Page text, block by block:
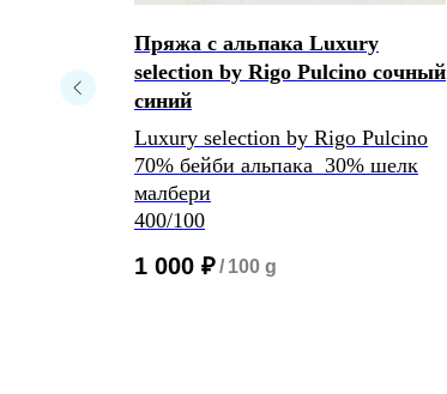
Пряжа с альпака Luxury
selection by Rigo Pulcino сочный
синий
Luxury selection by Rigo Pulcino
70% бейби альпака 30% шелк
малбери
400/100
1 000 ₽/ 100 g